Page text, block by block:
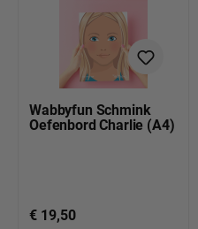
Wabbyfun Schmink
Oefenbord Charlie (A4)
€ 19,50